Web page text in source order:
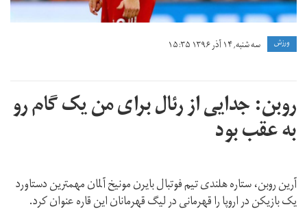
ورزش سه شنبه, ۱۴ آذر ۱۳۹۶ ۱۵:۳۵
روبن: جدایی از رئال برای من یک گام رو
به عقب بود
آرین روبن، ستاره هلندی تیم فوتبال بایرن مونیخ آلمان مهمترین دستاورد
یک بازیکن در اروپا را قهرمانی در لیگ قهرمانان این قاره عنوان کرد.